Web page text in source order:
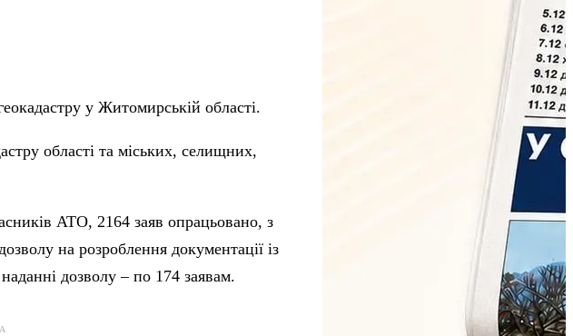
у Житомирській області.
області та міських, селищних,
АТО, 2164 заяв опрацьовано, з
на розроблення документації із
дозволу – по 174 заявам.